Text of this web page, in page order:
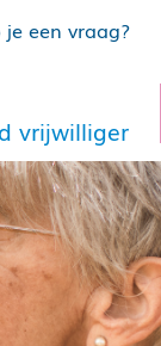
je een vraag?
vrijwilliger